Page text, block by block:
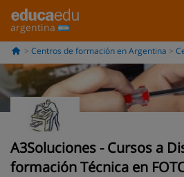
argentina
Centros de formación en Argentina
A3Soluciones - Cursos a
formación Técnica en
Información